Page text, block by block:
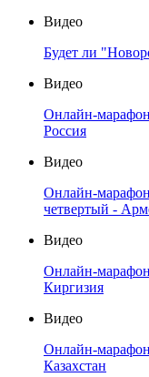
Видео
Будет ли
Видео
Онлайн-
Россия
Видео
Онлайн-
четвертый -
Видео
Онлайн-
Киргизия
Видео
Онлайн-
Казахстан